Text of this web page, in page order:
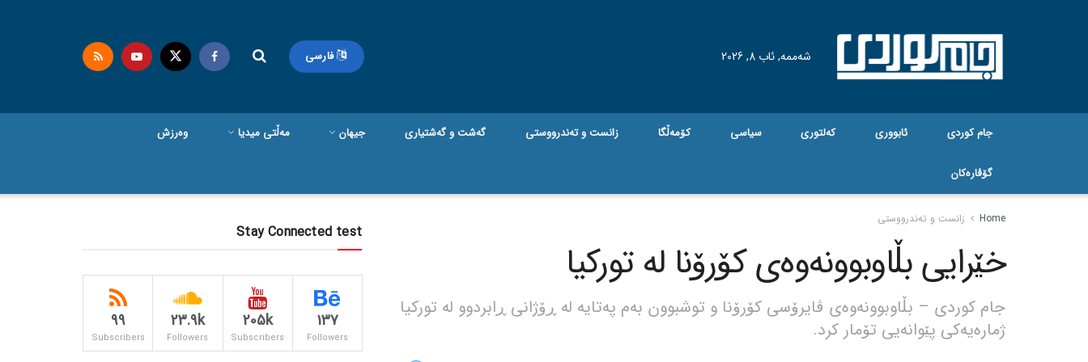
شەممە, ئاب 8, 2026 فارسی
جام کوردی ئابووری کەلتوری سیاسی کۆمەڵگا زانست و تەندرووستی گه‌شت و گه‌شتیاری جیهان مەڵتی میدیا وەرزش
گۆڤاره‌کان
Home زانست و تەندرووستی
خێرایی بڵاوبوونەوەی کۆرۆنا لە تورکیا
جام کوردی – بڵاوبوونەوەی ڤایرۆسی کۆرۆنا و توشبوون بەم پەتایە لە ڕۆژانی ڕابردوو لە تورکیا
ژمارەیەکی پێوانەیی تۆمار کرد.
Stay Connected test
137
Followers
205k
Subscribers
23.9k
Followers
99
Subscribers